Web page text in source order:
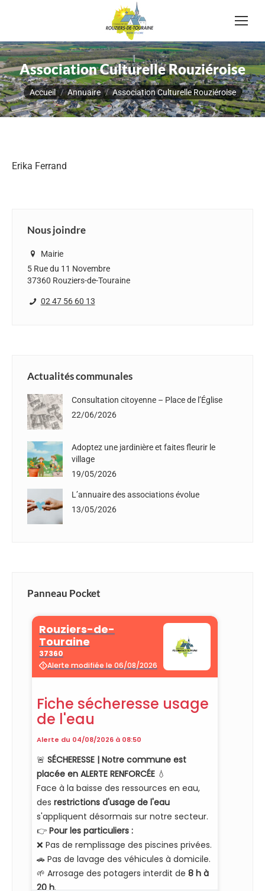
Association Culturelle Rouziéroise
Vous êtes ici :
Accueil Annuaire Association Culturelle Rouziéroise
Erika Ferrand
Nous joindre
Mairie
5 Rue du 11 Novembre
37360 Rouziers-de-Touraine
02 47 56 60 13
Actualités communales
Consultation citoyenne – Place de l’Église
22/06/2026
Adoptez une jardinière et faites fleurir le
village
19/05/2026
L’annuaire des associations évolue
13/05/2026
Panneau Pocket